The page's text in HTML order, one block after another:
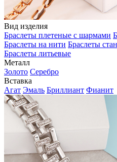
Вид изделия
Браслеты плетеные с шармами
Браслеты на нити Браслеты
Браслеты литьевые
Металл
Золото Серебро
Вставка
Агат Эмаль Бриллиант Фианит